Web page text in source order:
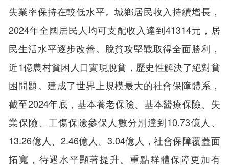
失業率保持在較低水平。城鄉居民收入持續增長，
2024年全國居民人均可支配收入達到41314元，居
民生活水平逐步改善。脫貧攻堅戰取得全面勝利，
近1億農村貧困人口實現脫貧，歷史性解決了絕對貧
困問題。建成了世界上規模最大的社會保障體系，
截至2024年底，基本養老保險、基本醫療保險、失
業保險、工傷保險參保人數分別達到10.73億人、
13.26億人、2.46億人、3.04億人，社會保障覆蓋面
拓寬，待遇水平顯著提升。重點群體保障更加有